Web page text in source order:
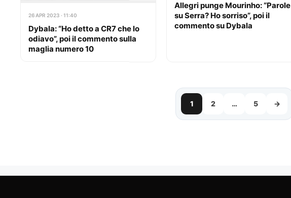
26 APR 2023 · 11:40
Dybala: “Ho detto a CR7 che lo
odiavo”, poi il commento sulla
maglia numero 10
Allegri punge Mourinho: “Parole
su Serra? Ho sorriso”, poi il
commento su Dybala
1 2 … 5 →